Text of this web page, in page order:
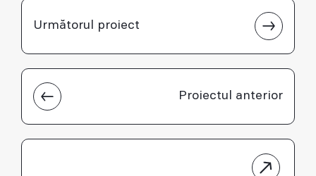
Proiectul anterior
Următorul proiect